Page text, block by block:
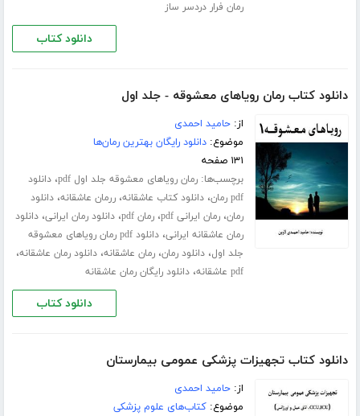
رمان فرار دردسر ساز
دانلود کتاب
دانلود کتاب رمان رویاهای معشوقه - جلد اول
از:حامید احمدی
موضوع:دانلود رایگان بهترین رمان‌ها
۱۳۱ صفحه
برچسب‌ها:رمان رویاهای معشوقه جلد اول pdf ،دانلود
pdf رمان
،دانلود کتاب عاشقانه،ررمان عاشقانه،دانلود
رمان،رمان ایرانی pdf ،رمان pdf ،دانلود رمان ایرانی،دانلود
رمان عاشقانه ایرانی،
دانلود pdf رمان رویاهای معشوقه
جلد اول،دانلود رمان،رمان عاشقانه،دانلود رمان عاشقانه،
pdf عاشقانه ،دانلود رایگان رمان عاشقانه
دانلود کتاب
دانلود کتاب تجهیزات پزشکی عمومی بیمارستان
از:حامید احمدی
موضوع:کتاب‌های علوم پزشکی